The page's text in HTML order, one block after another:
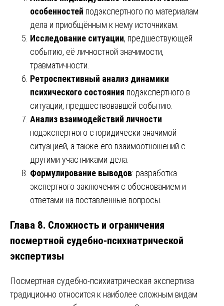
особенностей подэкспертного по материалам
дела и приобщённым к нему источникам.
Исследование ситуации, предшествующей
событию, её личностной значимости,
травматичности.
Ретроспективный анализ динамики
психического состояния подэкспертного в
ситуации, предшествовавшей событию.
Анализ взаимодействий личности
подэкспертного с юридически значимой
ситуацией, а также его взаимоотношений с
другими участниками дела.
Формулирование выводов: разработка
экспертного заключения с обоснованием и
ответами на поставленные вопросы.
Глава 8. Сложность и ограничения
посмертной судебно-психиатрической
экспертизы
Посмертная судебно-психиатрическая экспертиза
традиционно относится к наиболее сложным видам